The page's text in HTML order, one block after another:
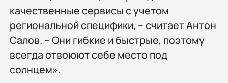
качественные сервисы с учетом
региональной специфики, – считает Антон
Салов. – Они гибкие и быстрые, поэтому
всегда отвоюют себе место под
солнцем».